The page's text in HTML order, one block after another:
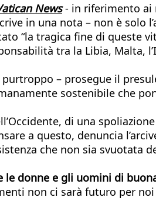
News- in riferimento ai
in una nota – non è solo
“la tragica fine di queste
tra la Libia, Malta,
– prosegue il
sostenibile che
di una
a questo, denuncia
che non sia svuotata
le donne e gli uomini di
non ci sarà futuro per